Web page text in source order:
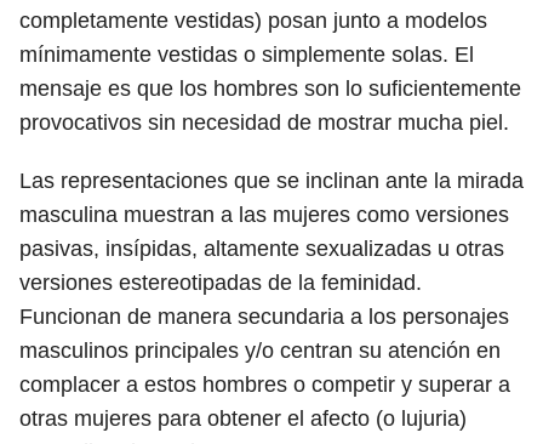
completamente vestidas) posan junto a modelos
mínimamente vestidas o simplemente solas. El
mensaje es que los hombres son lo suficientemente
provocativos sin necesidad de mostrar mucha piel.
Las representaciones que se inclinan ante la mirada
masculina muestran a las mujeres como versiones
pasivas, insípidas, altamente sexualizadas u otras
versiones estereotipadas de la feminidad.
Funcionan de manera secundaria a los personajes
masculinos principales y/o centran su atención en
complacer a estos hombres o competir y superar a
otras mujeres para obtener el afecto (o lujuria)